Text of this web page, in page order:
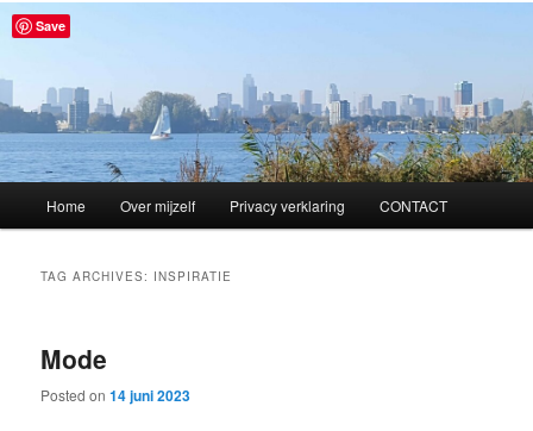
Skip
content
Skip
content
Home Over mijzelf Privacy verklaring CONTACT
TAG ARCHIVES: INSPIRATIE
Mode
Posted on14 juni 2023
Save